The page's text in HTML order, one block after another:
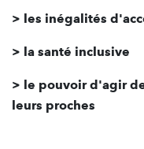
> les inégalités
> la santé inclusive
> le pouvoir d'agir
leurs proches